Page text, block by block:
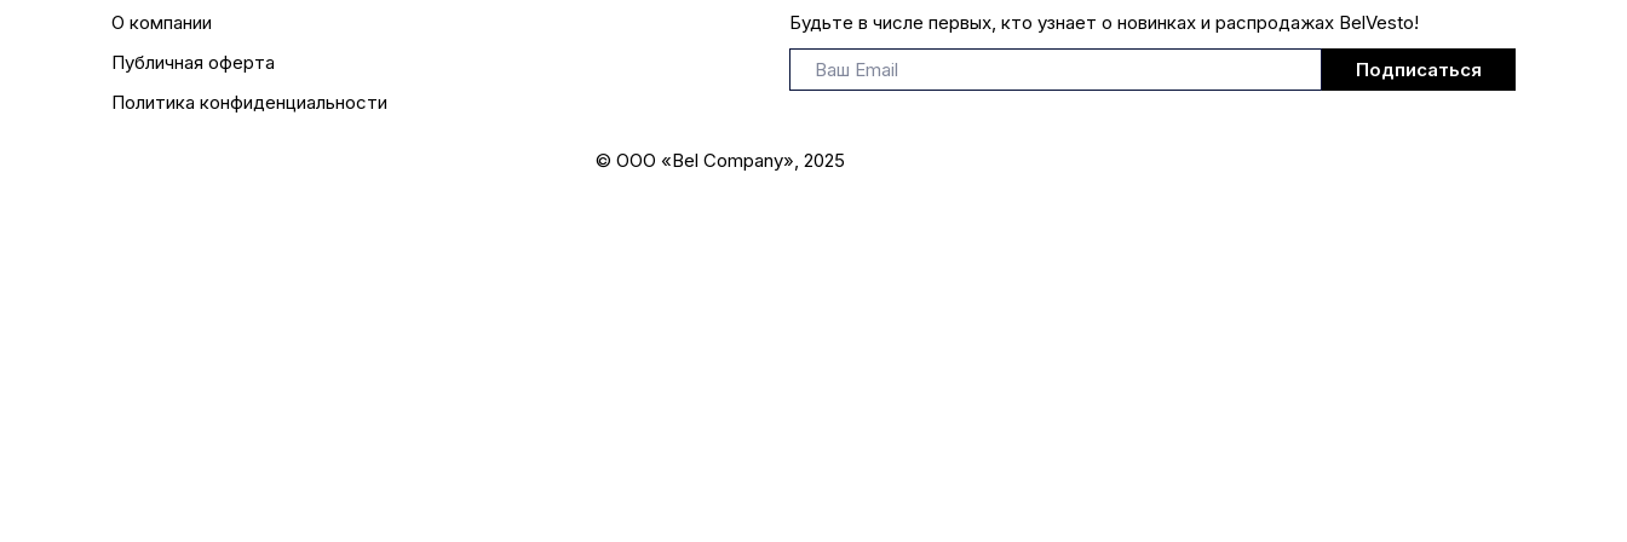
Подписаться
Будьте в числе первых, кто узнает о новинках и распродажах BelVesto!
Политика конфиденциальности
О компании
Публичная оферта
© ООО «Bel Company», 2025